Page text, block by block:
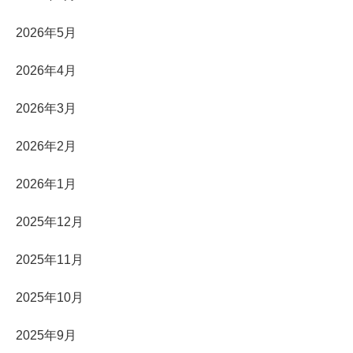
2026年5月
2026年4月
2026年3月
2026年2月
2026年1月
2025年12月
2025年11月
2025年10月
2025年9月